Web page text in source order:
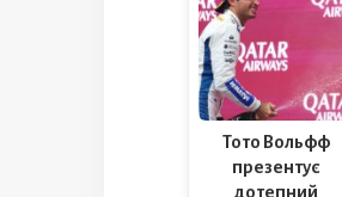
Тото Вольфф
презентує
дотепний